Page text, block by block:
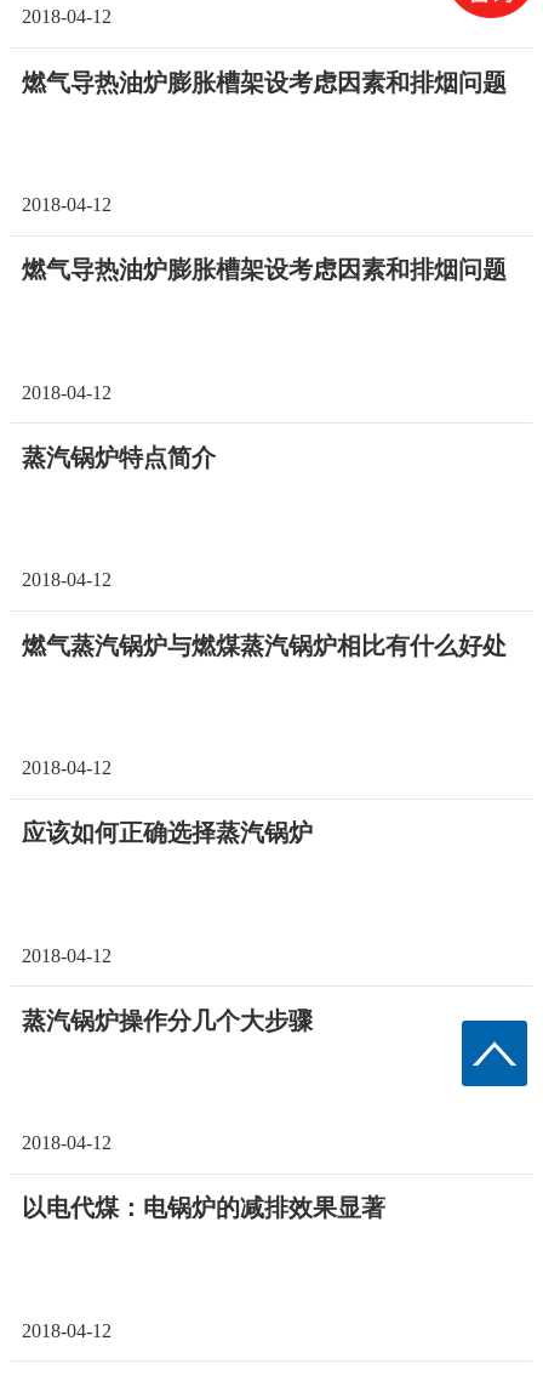
2018-04-12
燃气导热油炉膨胀槽架设考虑因素和排烟问题
2018-04-12
燃气导热油炉膨胀槽架设考虑因素和排烟问题
2018-04-12
蒸汽锅炉特点简介
2018-04-12
燃气蒸汽锅炉与燃煤蒸汽锅炉相比有什么好处
2018-04-12
应该如何正确选择蒸汽锅炉
2018-04-12
蒸汽锅炉操作分几个大步骤
2018-04-12
以电代煤：电锅炉的减排效果显著
2018-04-12